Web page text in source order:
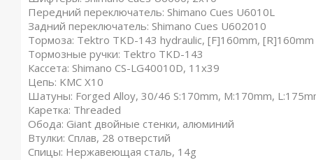
Передний переключатель: Shimano Cues U6010L
Задний переключатель: Shimano Cues U602010
Тормоза: Tektro TKD-143 hydraulic, [F]160mm,
Тормозные ручки: Tektro TKD-143
Кассета: Shimano CS-LG40010D, 11x39
Цепь: KMC X10
Шатуны: Forged Alloy, 30/46 S:170mm, M:170mm,
Каретка: Threaded
Обода: Giant двойные стенки, алюминий
Втулки: Сплав, 28 отверстий
Спицы: Нержавеющая сталь, 14g